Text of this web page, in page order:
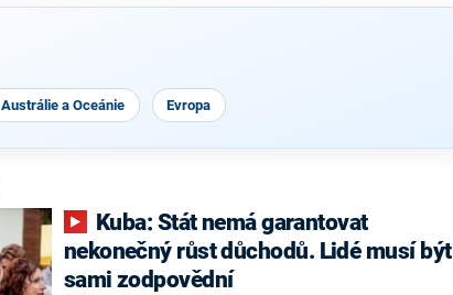
Austrálie a Oceánie Evropa
nekonečný růst důchodů. Lidé musí být
sami zodpovědní